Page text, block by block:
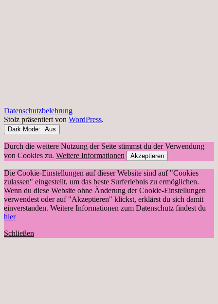
Datenschutzbelehrung
Stolz präsentiert von WordPress.
Dark Mode:
Durch die weitere Nutzung der Seite stimmst du der Verwendung
von Cookies zu. Weitere Informationen Akzeptieren
Die Cookie-Einstellungen auf dieser Website sind auf "Cookies
zulassen" eingestellt, um das beste Surferlebnis zu ermöglichen.
Wenn du diese Website ohne Änderung der Cookie-Einstellungen
verwendest oder auf "Akzeptieren" klickst, erklärst du sich damit
einverstanden. Weitere Informationen zum Datenschutz findest du
hier
Schließen